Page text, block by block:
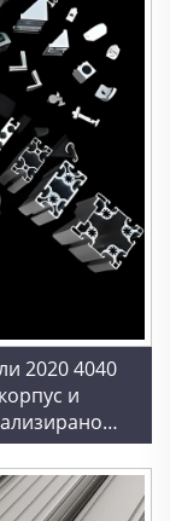
2020 4040
и